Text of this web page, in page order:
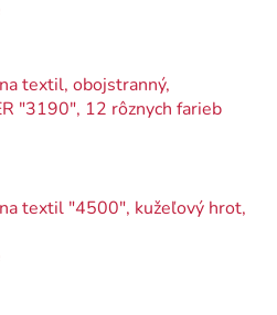
textil, obojstranný,
"3190", 12 rôznych farieb
textil "4500", kužeľový hrot,